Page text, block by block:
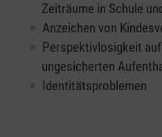
Zeiträume in Schule
Anzeichen von
Perspektivlosigkeit
ungesicherten
Identitätsproblemen